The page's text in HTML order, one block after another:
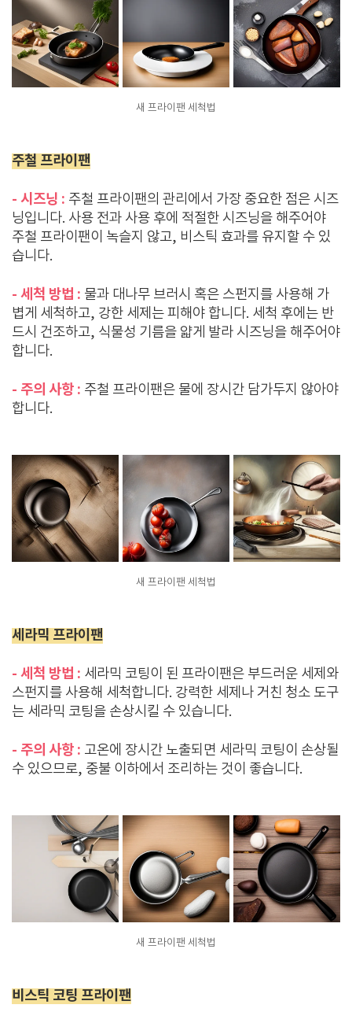
새 프라이팬 세척법
주철 프라이팬
- 시즈닝 : 주철 프라이팬의 관리에서 가장 중요한 점은 시즈
닝입니다. 사용 전과 사용 후에 적절한 시즈닝을 해주어야
주철 프라이팬이 녹슬지 않고, 비스틱 효과를 유지할 수 있
습니다.
- 세척 방법 : 물과 대나무 브러시 혹은 스펀지를 사용해 가
볍게 세척하고, 강한 세제는 피해야 합니다. 세척 후에는 반
드시 건조하고, 식물성 기름을 얇게 발라 시즈닝을 해주어야
합니다.
- 주의 사항 : 주철 프라이팬은 물에 장시간 담가두지 않아야
합니다.
새 프라이팬 세척법
세라믹 프라이팬
- 세척 방법 : 세라믹 코팅이 된 프라이팬은 부드러운 세제와
스펀지를 사용해 세척합니다. 강력한 세제나 거친 청소 도구
는 세라믹 코팅을 손상시킬 수 있습니다.
- 주의 사항 : 고온에 장시간 노출되면 세라믹 코팅이 손상될
수 있으므로, 중불 이하에서 조리하는 것이 좋습니다.
새 프라이팬 세척법
비스틱 코팅 프라이팬